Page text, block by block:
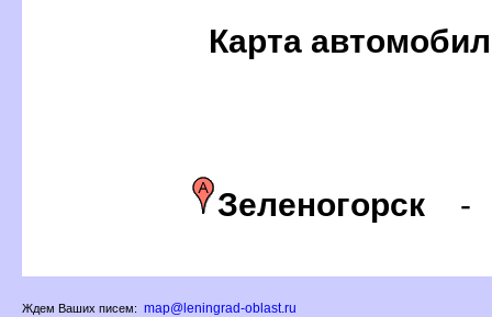
Карта
Зеленогорск
Ждем Ваших писем: map@leningrad-oblast.ru